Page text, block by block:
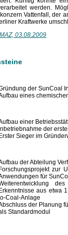
werden.
Vattenfall, der
Kraftwerke
MAZ, 03.08.2009
der SunCoal
eines
einer
Inbetriebnahme der
Erster Sieger im
der Abteilung
Forschungsprojekt zur
für
Erkenntnisse aus etwa
Coal-Anlage
der Planung
Standardmodul